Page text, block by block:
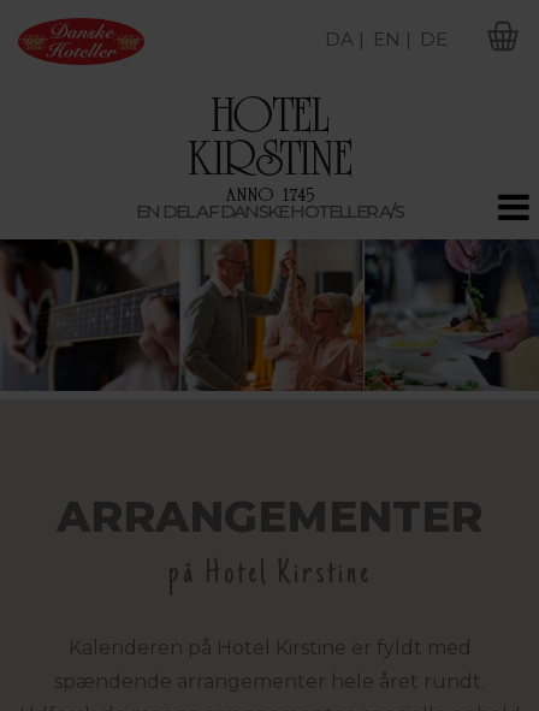
EN DEL AF DANSKE HOTELLER A/S
DA | EN | DE
ARRANGEMENTER
på Hotel Kirstine
Kalenderen på Hotel Kirstine er fyldt med
spændende arrangementer hele året rundt.